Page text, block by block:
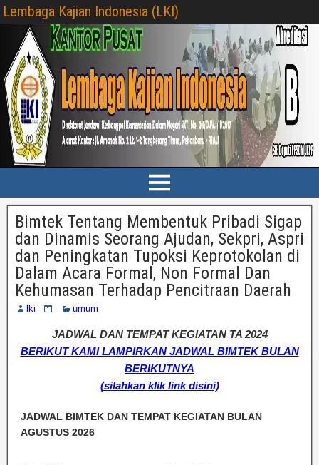
Lembaga Kajian Indonesia (LKI)
Bimtek Tentang Membentuk Pribadi Sigap
dan Dinamis Seorang Ajudan, Sekpri, Aspri
dan Peningkatan Tupoksi Keprotokolan di
Dalam Acara Formal, Non Formal Dan
Kehumasan Terhadap Pencitraan Daerah
lki umum
JADWAL DAN TEMPAT KEGIATAN TA 2024
BERIKUT KAMI LAMPIRKAN JADWAL BIMTEK BULAN
BERIKUTNYA
(silahkan klik link disini)
JADWAL BIMTEK DAN TEMPAT KEGIATAN BULAN
AGUSTUS 2026